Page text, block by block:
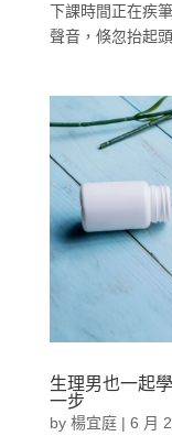
下課時間正在疾
聲音，倏忽抬起
生理男也一起
一步
by 楊宜庭| 6 月